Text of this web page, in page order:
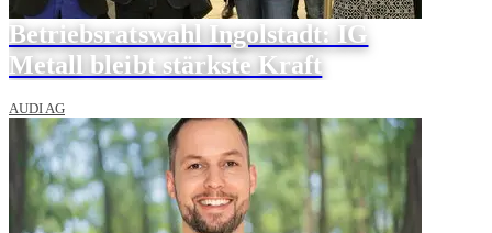
Betriebsratswahl Ingolstadt: IG
Metall bleibt stärkste Kraft
AUDI AG